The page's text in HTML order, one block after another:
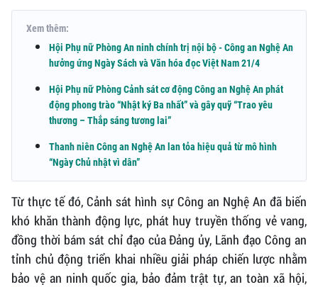
Xem thêm:
Hội Phụ nữ Phòng An ninh chính trị nội bộ - Công an Nghệ An
hưởng ứng Ngày Sách và Văn hóa đọc Việt Nam 21/4
Hội Phụ nữ Phòng Cảnh sát cơ động Công an Nghệ An phát
động phong trào “Nhật ký Ba nhất” và gây quỹ “Trao yêu
thương – Thắp sáng tương lai”
Thanh niên Công an Nghệ An lan tỏa hiệu quả từ mô hình
“Ngày Chủ nhật vì dân”
Từ thực tế đó, Cảnh sát hình sự Công an Nghệ An đã biến
khó khăn thành động lực, phát huy truyền thống vẻ vang,
đồng thời bám sát chỉ đạo của Đảng ủy, Lãnh đạo Công an
tỉnh chủ động triển khai nhiều giải pháp chiến lược nhằm
bảo vệ an ninh quốc gia, bảo đảm trật tự, an toàn xã hội,